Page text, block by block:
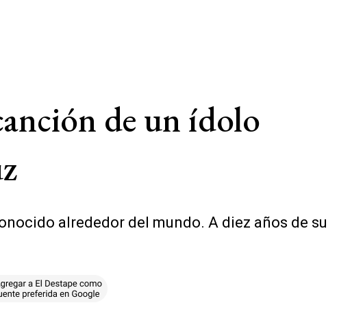
de un ídolo
alrededor del mundo. A diez años de su